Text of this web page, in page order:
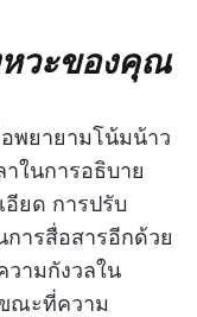
หวะของคุณ
พยายามโน้มน้าว
ในการอธิบาย
ยด การปรับ
ารสื่อสารอีกด้วย
วามกังวลใน
ณะที่ความ